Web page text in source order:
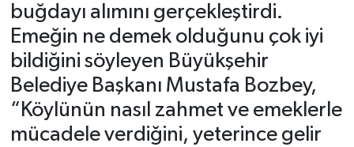
buğdayı alımını gerçekleştirdi.
Emeğin ne demek olduğunu çok iyi
bildiğini söyleyen Büyükşehir
Belediye Başkanı Mustafa Bozbey,
“Köylünün nasıl zahmet ve emeklerle
mücadele verdiğini, yeterince gelir